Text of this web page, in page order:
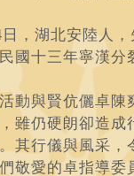
，湖北安陸人
國十三年寧漢分
動與賢伉儷卓
雖仍硬朗卻造
其行儀與風采，
敬愛的卓指導委